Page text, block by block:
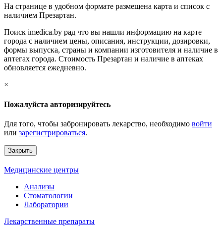
На странице в удобном формате размещена карта и список с
наличием Презартан.
Поиск imedica.by рад что вы нашли информацию на карте
города с наличием цены, описания, инструкции, дозировки,
формы выпуска, страны и компании изготовителя и наличие в
аптегах города. Стоимость Презартан и наличие в аптеках
обновляется ежедневно.
×
Пожалуйста авторизируйтесь
Для того, чтобы забронировать лекарство, необходимо войти
или зарегистрироваться.
Закрыть
Медицинские центры
Анализы
Стоматологии
Лаборатории
Лекарственные препараты